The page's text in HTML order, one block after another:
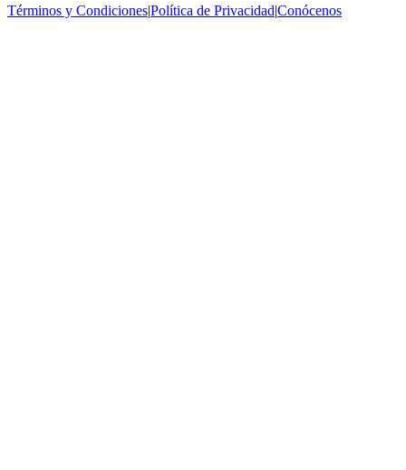
Términos y Condiciones|Política de Privacidad|Conócenos